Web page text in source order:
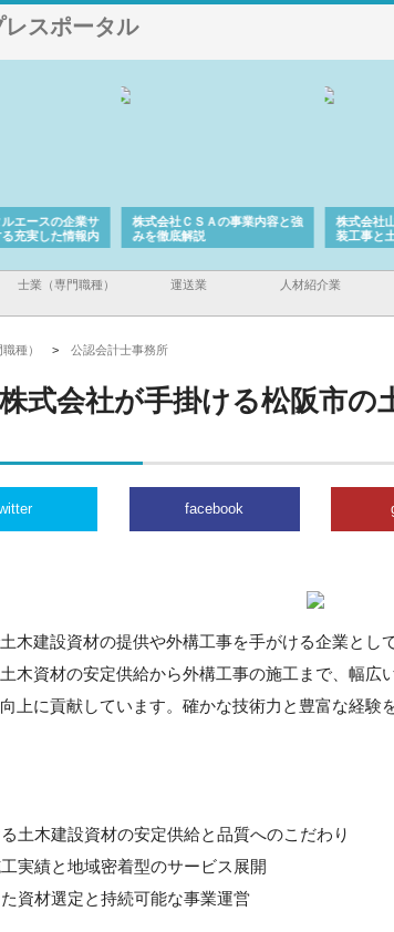
スポータル
スの企業サ
した情報内
株式会社ＣＳＡの事業内容と強
みを徹底解説
株式会社山形
装工事と土木
士業（専門職種） 運送業 人材紹介業
種） > 公認会計士事務所
式会社が手掛ける松阪市の
facebook
木建設資材の提供や外構工事を手がける企業とし
木資材の安定供給から外構工事の施工まで、幅広
上に貢献しています。確かな技術力と豊富な経験
土木建設資材の安定供給と品質へのこだわり
実績と地域密着型のサービス展開
資材選定と持続可能な事業運営